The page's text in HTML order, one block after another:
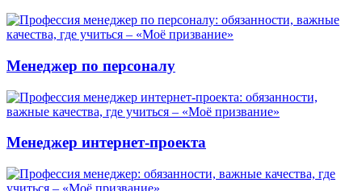
Менеджер по персоналу
Менеджер интернет-проекта